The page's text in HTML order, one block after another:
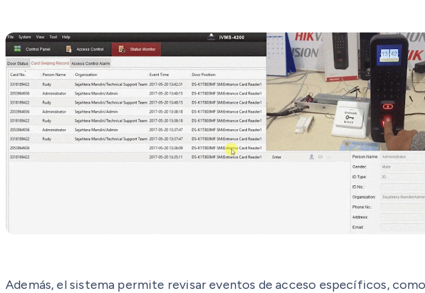
Además, el sistema permite revisar eventos de acceso específicos,